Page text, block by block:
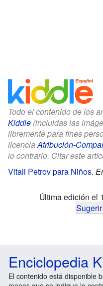
Todo el contenido de los
Kiddle (incluidas las
libremente para fines
licenciaAtribución-
lo contrario. Citar este
Vitali Petrov para Niños.
Última edición el
Enciclopedia
El contenido está disponible